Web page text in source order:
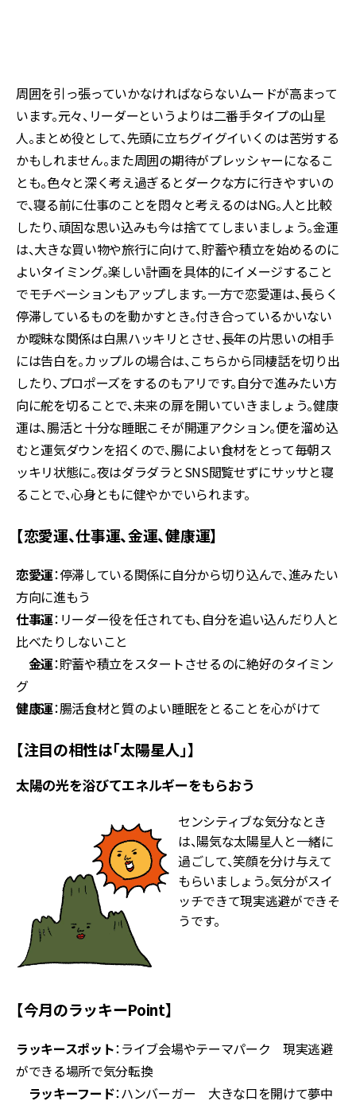
周囲を引っ張っていかなければならないムードが高まって
います。元々、リーダーというよりは二番手タイプの山星
人。まとめ役として、先頭に立ちグイグイいくのは苦労する
かもしれません。また周囲の期待がプレッシャーになるこ
とも。色々と深く考え過ぎるとダークな方に行きやすいの
で、寝る前に仕事のことを悶々と考えるのはNG。人と比較
したり、頑固な思い込みも今は捨ててしまいましょう。金運
は、大きな買い物や旅行に向けて、貯蓄や積立を始めるのに
よいタイミング。楽しい計画を具体的にイメージすること
でモチベーションもアップします。一方で恋愛運は、長らく
停滞しているものを動かすとき。付き合っているかいない
か曖昧な関係は白黒ハッキリとさせ、長年の片思いの相手
には告白を。カップルの場合は、こちらから同棲話を切り出
したり、プロポーズをするのもアリです。自分で進みたい方
向に舵を切ることで、未来の扉を開いていきましょう。健康
運は、腸活と十分な睡眠こそが開運アクション。便を溜め込
むと運気ダウンを招くので、腸によい食材をとって毎朝ス
ッキリ状態に。夜はダラダラとSNS閲覧せずにサッサと寝
ることで、心身ともに健やかでいられます。
【恋愛運、仕事運、金運、健康運】
恋愛運：停滞している関係に自分から切り込んで、進みたい
方向に進もう
仕事運：リーダー役を任されても、自分を追い込んだり人と
比べたりしないこと
金運：貯蓄や積立をスタートさせるのに絶好のタイミン
グ
健康運：腸活食材と質のよい睡眠をとることを心がけて
【注目の相性は「太陽星人」】
太陽の光を浴びてエネルギーをもらおう
センシティブな気分なとき
は、陽気な太陽星人と一緒に
過ごして、笑顔を分け与えて
もらいましょう。気分がスイ
ッチできて現実逃避ができそ
うです。
【今月のラッキーPoint】
ラッキースポット：ライブ会場やテーマパーク 現実逃避
ができる場所で気分転換
ラッキーフード：ハンバーガー 大きな口を開けて夢中